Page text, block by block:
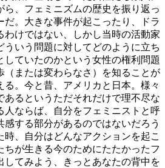
ら、フェミニズムの歴史を振り返っ
だ。大きな事件が起こったり、ドラ
わけではない、しかし当時の活動家
ういう問題に対してどのように立ち
していたのかという女性の権利問題
（または変わらなさ）を知ることが
る。今と昔、アメリカと日本。様々
あるというただそれだけで理不尽な
人ならば、自分をフェミニストと呼
する部分があるのではないだろう
、自分はどんなアクションを起こ
ちが生きる今のためにたたかったフ
してみよう、きっとあなたの背中を